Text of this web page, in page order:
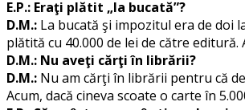
E.P.: Eraţi plătit „la bucată”?
D.M.: La bucată şi impozitul era de doi
plătită cu 40.000 de lei de către
D.M.: Nu aveţi cărţi în librării?
D.M.: Nu am cărţi în librării pentru că
Acum, dacă cineva scoate o carte în